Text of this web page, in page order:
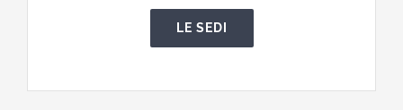
LE SEDI